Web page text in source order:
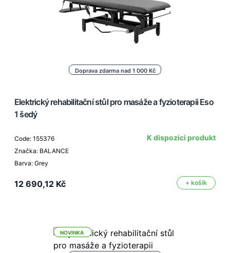
Doprava zdarma nad 1 000 Kč
Elektrický rehabilitační stůl pro masáže a fyzioterapii Eso
1 šedý
Code: 155376
Značka: BALANCE
Barva: Grey
K dispozici produkt
12 690,12 Kč + košík
NOVINKA